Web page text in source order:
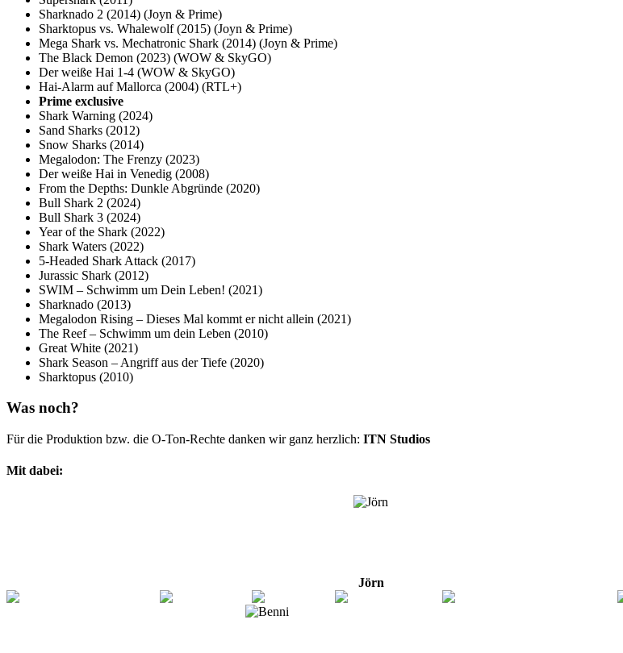
Sharknado 2 (2014) (Joyn & Prime)
Sharktopus vs. Whalewolf (2015) (Joyn & Prime)
Mega Shark vs. Mechatronic Shark (2014) (Joyn & Prime)
The Black Demon (2023) (WOW & SkyGO)
Der weiße Hai 1-4 (WOW & SkyGO)
Hai-Alarm auf Mallorca (2004) (RTL+)
Prime exclusive
Shark Warning (2024)
Sand Sharks (2012)
Snow Sharks (2014)
Megalodon: The Frenzy (2023)
Der weiße Hai in Venedig (2008)
From the Depths: Dunkle Abgründe (2020)
Bull Shark 2 (2024)
Bull Shark 3 (2024)
Year of the Shark (2022)
Shark Waters (2022)
5-Headed Shark Attack (2017)
Jurassic Shark (2012)
SWIM – Schwimm um Dein Leben! (2021)
Sharknado (2013)
Megalodon Rising – Dieses Mal kommt er nicht allein (2021)
The Reef – Schwimm um dein Leben (2010)
Great White (2021)
Shark Season – Angriff aus der Tiefe (2020)
Sharktopus (2010)
Was noch?
Für die Produktion bzw. die O-Ton-Rechte danken wir ganz herzlich: ITN Studios
Mit dabei:
Jörn